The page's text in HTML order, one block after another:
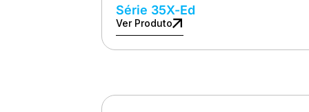
Série 35X-Ed
Ver Produto